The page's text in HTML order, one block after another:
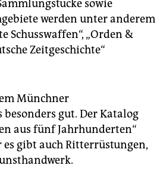
sowie
werden unter anderem
Schusswaffen“, „Orden &
Zeitgeschichte“
Münchner
besonders gut. Der Katalog
aus fünf Jahrhunderten“
es gibt auch Ritterrüstungen,